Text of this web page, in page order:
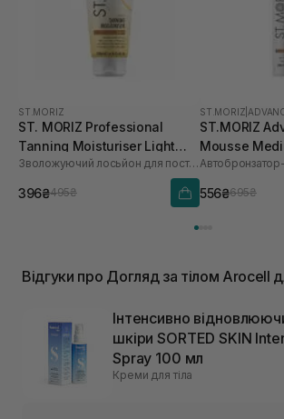
ST.MORIZ
ST. MORIZ Professional
Tanning Moisturiser Light
200 мл
Зволожуючий лосьйон для поступової засмаги
396₴495₴
ST.MORIZ
ST.MORIZ
Mousse
556₴695₴
Відгуки про Догляд за тілом Arocell
Інтенсивно
шкіри SORTED SKIN
Spray 100 мл
Креми для тіла